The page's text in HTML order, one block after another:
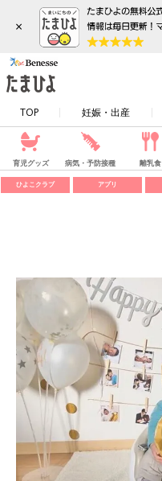
×
TOP 妊娠・出産
育児グッズ 病気・予防接種 離乳食
ひよこクラブ アプリ